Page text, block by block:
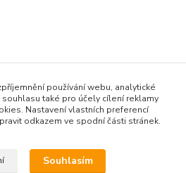
používání webu, analytické
také pro účely cílení reklamy
Nastavení vlastních preferencí
odkazem ve spodní části stránek.
Souhlasím